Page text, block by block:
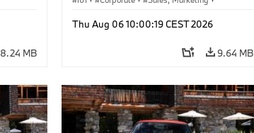
8.24 MB
Thu Aug 06 10:00:19 CEST 2026
9.64 MB